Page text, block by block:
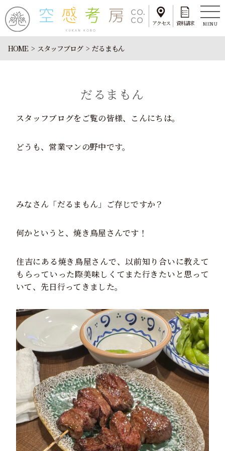
アクセス 資料請求 MENU
HOME スタッフブログ だるまもん
だるまもん
スタッフブログをご覧の皆様、こんにちは。
どうも、営業マンの野中です。
みなさん「だるまもん」ご存じですか？
何かというと、焼き鳥屋さんです！
住吉にある焼き鳥屋さんで、以前知り合いに教えて
もらっていった際美味しくてまた行きたいと思って
いて、先日行ってきました。